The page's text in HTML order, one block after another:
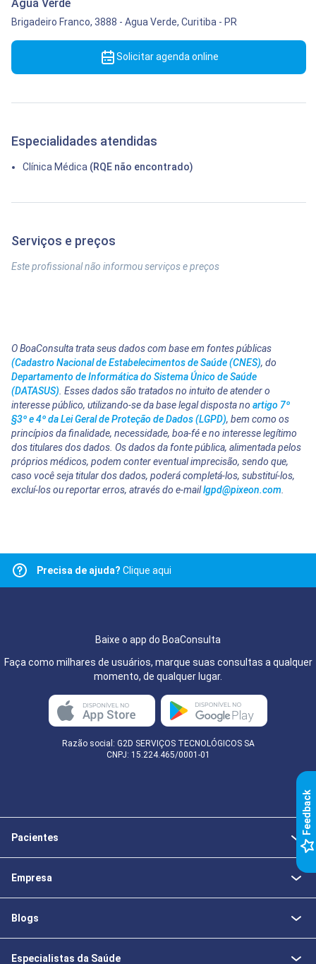
Agua Verde
Brigadeiro Franco, 3888 - Agua Verde, Curitiba - PR
Solicitar agenda online
Especialidades atendidas
Clínica Médica (RQE não encontrado)
Serviços e preços
Este profissional não informou serviços e preços
O BoaConsulta trata seus dados com base em fontes públicas
(Cadastro Nacional de Estabelecimentos de Saúde (CNES), do
Departamento de Informática do Sistema Único de Saúde
(DATASUS) . Esses dados são tratados no intuito de atender o
interesse público, utilizando-se da base legal disposta no artigo 7º
§3º e 4º da Lei Geral de Proteção de Dados (LGPD), bem como os
princípios da finalidade, necessidade, boa-fé e no interesse legítimo
dos titulares dos dados. Os dados da fonte pública, alimentada pelos
próprios médicos, podem conter eventual imprecisão, sendo que,
caso você seja titular dos dados, poderá completá-los, substituí-los,
excluí-los ou reportar erros, através do e-maillgpd@pixeon.com
k
Precisa de ajuda? Clique aqui
Baixe o app do BoaConsulta
Faça como milhares de usuários, marque suas consultas a qualquer
momento, de qualquer lugar.
Razão social: G2D SERVIÇOS TECNOLÓGICOS SA
CNPJ: 15.224.465/0001-01
Pacientes
Empresa
Blogs
Especialistas da Saúde